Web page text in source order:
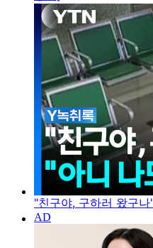
"친구야, 구하러 왔구